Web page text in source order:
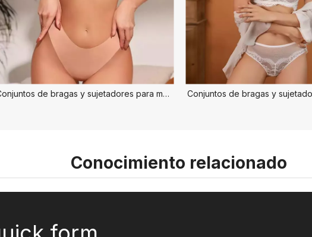
Conjuntos de bragas y sujetadores para mujer Conjuntos de bragas y
Conocimiento relacionado